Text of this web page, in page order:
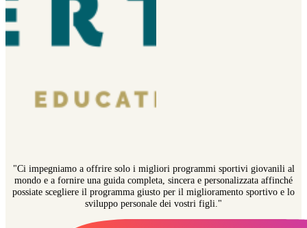
"Ci impegniamo a offrire solo i migliori programmi sportivi giovanili al
mondo e a fornire una guida completa, sincera e personalizzata affinché
possiate scegliere il programma giusto per il miglioramento sportivo e lo
sviluppo personale dei vostri figli."